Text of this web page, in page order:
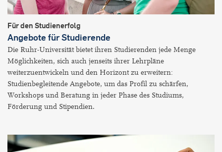
Für den Studienerfolg
Angebote für Studierende
Die Ruhr-Universität bietet ihren Studierenden jede Menge
Möglichkeiten, sich auch jenseits ihrer Lehrpläne
weiterzuentwickeln und den Horizont zu erweitern:
Studienbegleitende Angebote, um das Profil zu schärfen,
Workshops und Beratung in jeder Phase des Studiums,
Förderung und Stipendien.